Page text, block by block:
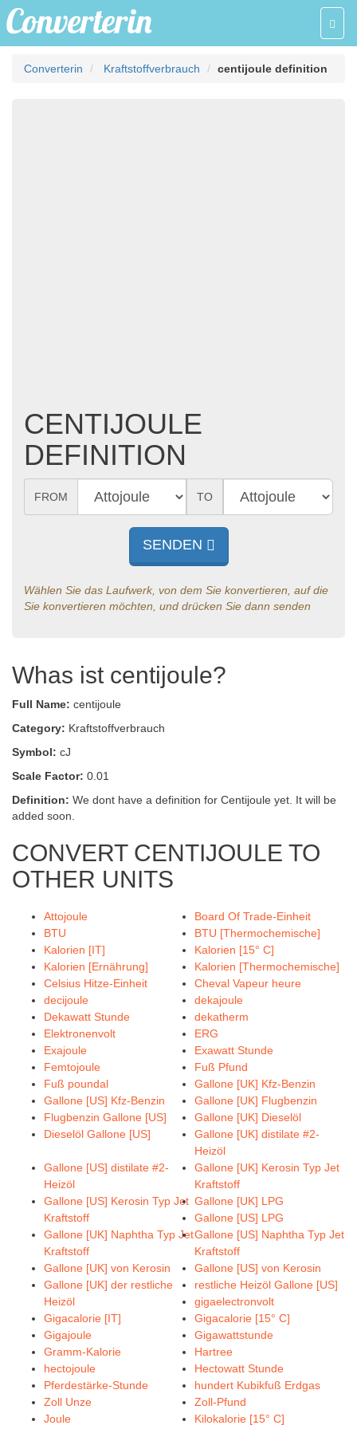
Converterin Kraftstoffverbrauch centijoule definition
CENTIJOULE
DEFINITION
FROM TO
SENDEN
Wählen Sie das Laufwerk, von dem Sie konvertieren, auf die
Sie konvertieren möchten, und drücken Sie dann senden
Whas ist centijoule?
Full Name: centijoule
Category: Kraftstoffverbrauch
Symbol: cJ
Scale Factor: 0.01
Definition: We dont have a definition for Centijoule yet. It will be
added soon.
CONVERT CENTIJOULE TO
OTHER UNITS
Attojoule
Board Of Trade-Einheit
BTU
BTU [Thermochemische]
Kalorien [IT]
Kalorien [15° C]
Kalorien [Ernährung]
Kalorien [Thermochemische]
Celsius Hitze-Einheit
Cheval Vapeur heure
decijoule
dekajoule
Dekawatt Stunde
dekatherm
Elektronenvolt
ERG
Exajoule
Exawatt Stunde
Femtojoule
Fuß Pfund
Fuß poundal
Gallone [UK] Kfz-Benzin
Gallone [US] Kfz-Benzin
Gallone [UK] Flugbenzin
Flugbenzin Gallone [US]
Gallone [UK] Dieselöl
Dieselöl Gallone [US]
Gallone [UK] distilate #2-
Heizöl
Gallone [US] distilate #2-
Heizöl
Gallone [UK] Kerosin Typ Jet
Kraftstoff
Gallone [US] Kerosin Typ Jet
Kraftstoff
Gallone [UK] LPG
Gallone [US] LPG
Gallone [UK] Naphtha Typ Jet
Kraftstoff
Gallone [US] Naphtha Typ Jet
Kraftstoff
Gallone [UK] von Kerosin
Gallone [US] von Kerosin
Gallone [UK] der restliche
Heizöl
restliche Heizöl Gallone [US]
gigaelectronvolt
Gigacalorie [IT]
Gigacalorie [15° C]
Gigajoule
Gigawattstunde
Gramm-Kalorie
Hartree
hectojoule
Hectowatt Stunde
Pferdestärke-Stunde
hundert Kubikfuß Erdgas
Zoll Unze
Zoll-Pfund
Joule
Kilokalorie [15° C]